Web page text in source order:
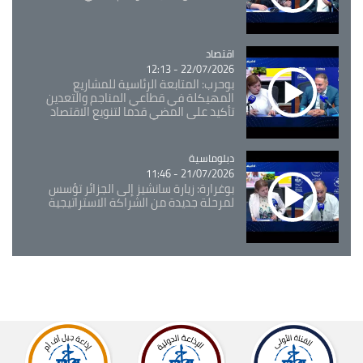
Catégorie
اقتصاد
22/07/2026 - 12:13
بوحرب: المتابعة الرئاسية للمشاريع
المهيكلة في قطاعي المناجم والتعدين
تأكيد على المضي قدما لتنويع الاقتصاد
Catégorie
دبلوماسية
21/07/2026 - 11:46
بوغرارة: زيارة سانشيز إلى الجزائر تؤسس
لمرحلة جديدة من الشراكة الاستراتيجية